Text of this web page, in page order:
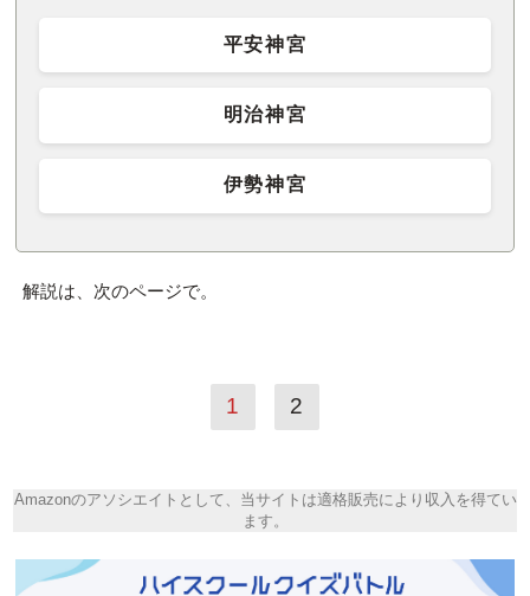
平安神宮
明治神宮
伊勢神宮
解説は、次のページで。
1 2
Amazonのアソシエイトとして、当サイトは適格販売により収入を得てい
ます。